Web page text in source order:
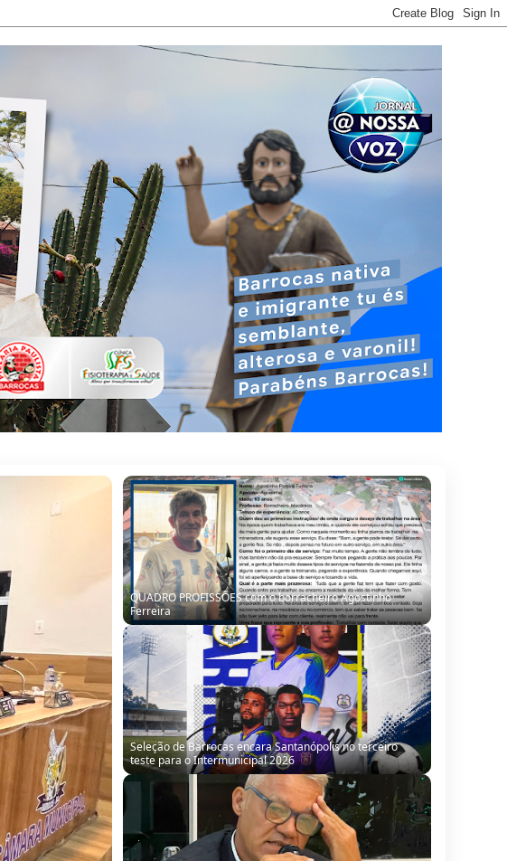
QUADRO PROFISSÕES com o borracheiro Agostinho
Ferreira
Seleção de Barrocas encara Santanópolis no terceiro
teste para o Intermunicipal 2026